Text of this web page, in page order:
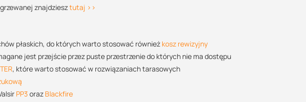
znajdziesztutaj >>
płaskich, do których warto stosować również kosz rewizyjny
jest przejście przez puste przestrzenie do których nie ma dostępu
, które warto stosować w rozwiązaniach tarasowych
PP3 oraz Blackfire
35 mm
45 mm